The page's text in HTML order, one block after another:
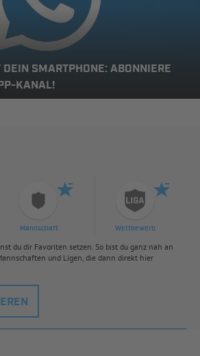
SMARTPHONE: ABONNIERE
KANAL!
Mannschaft Wettbewerb
du dir Favoriten setzen. So bist du ganz nah an
und Ligen, die dann direkt hier